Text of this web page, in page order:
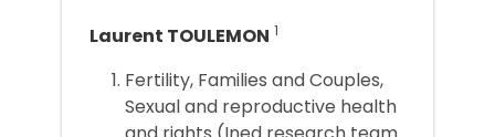
Laurent TOULEMON 1
Fertility, Families and Couples,
Sexual and reproductive health